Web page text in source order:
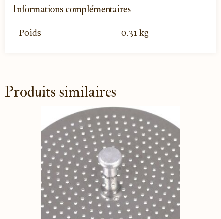
Informations complémentaires
Poids 0.31 kg
Produits similaires